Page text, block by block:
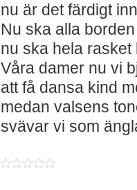
nu är det färdigt
Nu ska alla
nu ska hela rasket
Våra damer nu vi
att få dansa kind
medan valsens
svävar vi som